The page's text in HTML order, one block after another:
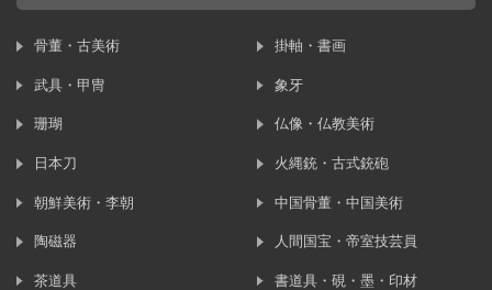
骨董・古美術 掛軸・書画
武具・甲冑 象牙
珊瑚 仏像・仏教美術
日本刀 火縄銃・古式銃砲
朝鮮美術・李朝 中国骨董・中国美術
陶磁器 人間国宝・帝室技芸員
茶道具 書道具・硯・墨・印材